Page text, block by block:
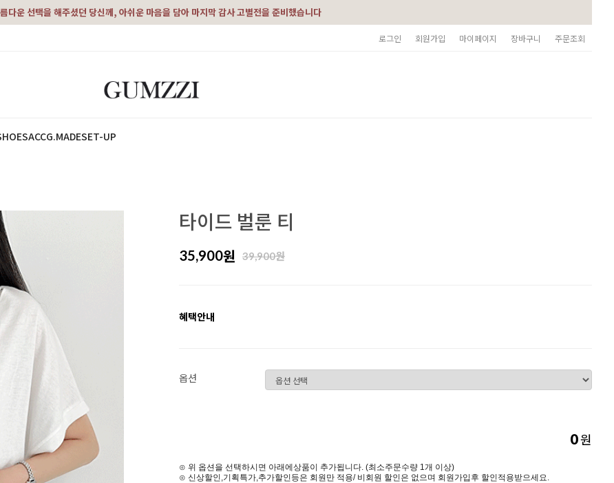
다운 선택을 해주셨던 당신께, 아쉬운 마음을 담아 마지막 감사 고별전을 준비했습니다
로그인 회원가입 마이페이지 장바구니 주문조회
ACCG.MADESET-UP
타이드 벌룬 티
35,900원 39,900원
혜택안내
옵션
0원
⊙ 위 옵션을 선택하시면 아래에상품이 추가됩니다. (최소주문수량 1개 이상)
⊙ 신상할인,기획특가,추가할인등은 회원만 적용/ 비회원 할인은 없으며 회원가입후 할인적용받으세요.